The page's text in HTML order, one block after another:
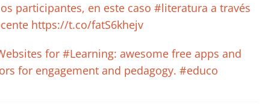
participantes, en este caso #literatura a través
https://t.co/fatS6khejv
for #Learning: awesome free apps and
for engagement and pedagogy. #educo